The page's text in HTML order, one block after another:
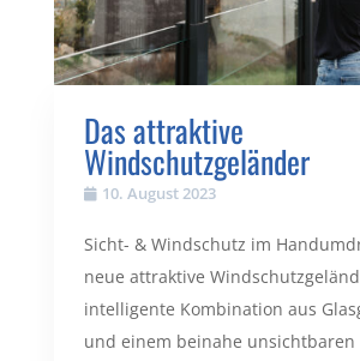
Das attraktive
Windschutzgeländer
10. August 2023
Sicht- & Windschutz im
neue attraktive
intelligente Kombination aus
und einem beinahe unsichtbaren